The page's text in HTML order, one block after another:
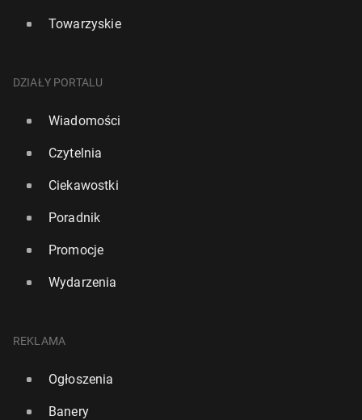
Towarzyskie
DZIAŁY PORTALU
Wiadomości
Czytelnia
Ciekawostki
Poradnik
Promocje
Wydarzenia
REKLAMA
Ogłoszenia
Banery